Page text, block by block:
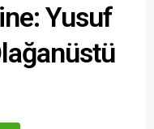
Yusuf